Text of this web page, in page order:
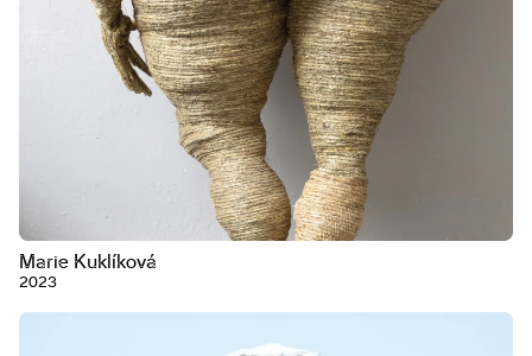
Marie Kuklíková
2023